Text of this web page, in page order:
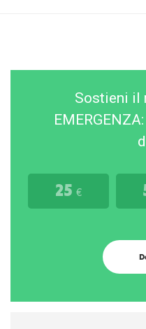
Sostieni il
25 €